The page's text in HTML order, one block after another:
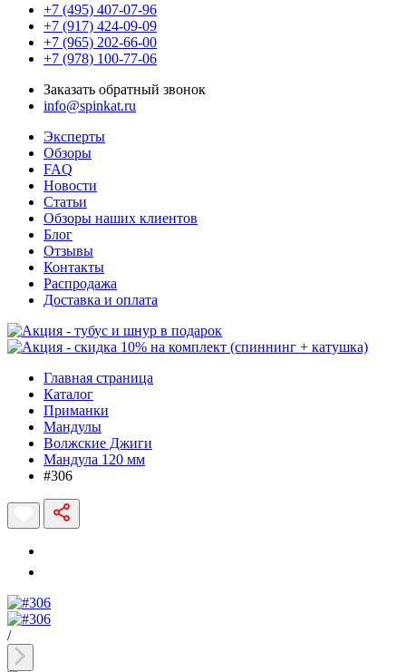
+7 (495) 407-07-96
+7 (917) 424-09-09
+7 (965) 202-66-00
+7 (978) 100-77-06
Заказать обратный звонок
info@spinkat.ru
Эксперты
Обзоры
FAQ
Новости
Статьи
Обзоры наших клиентов
Блог
Отзывы
Контакты
Распродажа
Доставка и оплата
Главная страница
Каталог
Приманки
Мандулы
Волжские Джиги
Мандула 120 мм
#306
/